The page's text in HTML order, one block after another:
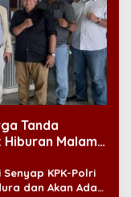
Tanda
Malam
KPK-Polri
dan Akan Ada